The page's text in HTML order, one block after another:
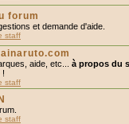
forum
et demande d'aide.
staff
aide, etc... à propos du
!
staff
staff